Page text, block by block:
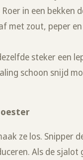
in een bekken
met zout, peper
steker een
schoon snijd
ze los. Snipper
Als de